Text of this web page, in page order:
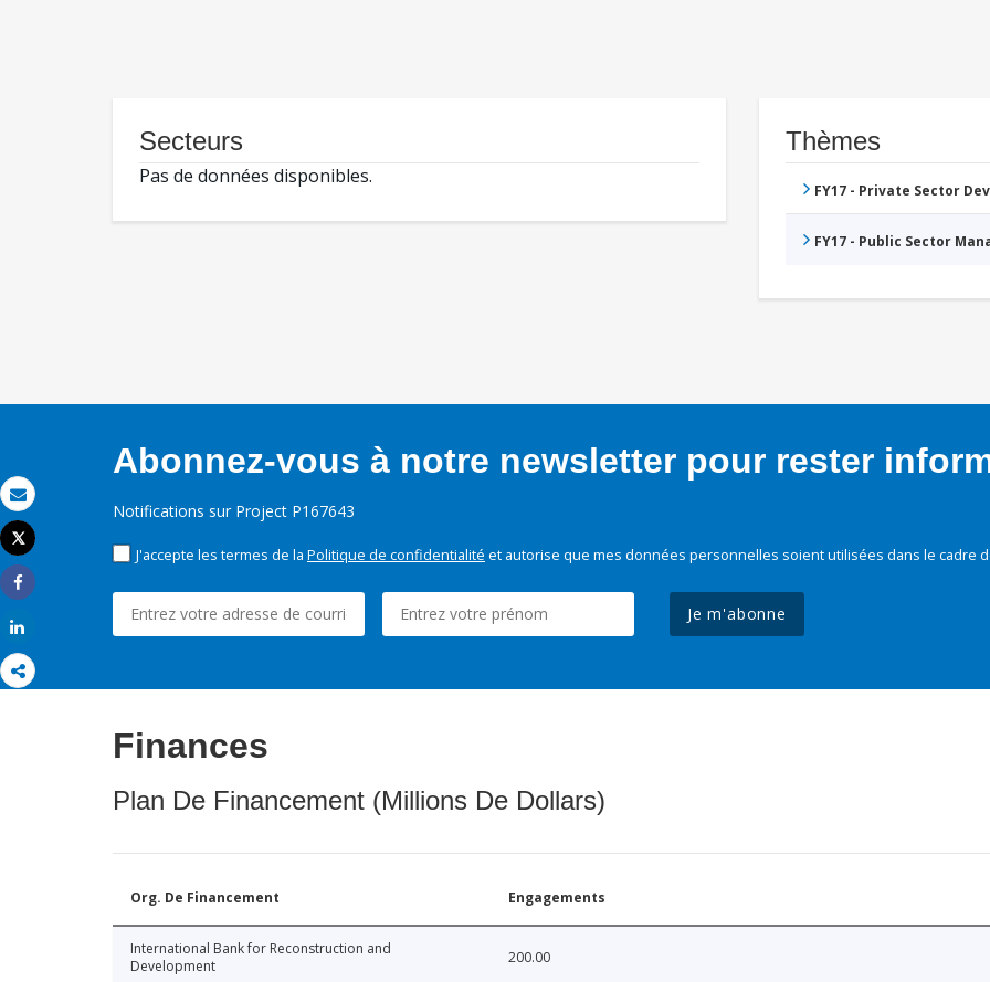
Email
Imprimer
Tweet
Share
Secteurs
Pas de données disponibles.
Thèmes
FY17 - Private Sector
FY17 - Public Sector
Abonnez-vous à notre newsletter pour rester
Notifications sur Project P167643
J'accepte les termes de la Politique de confidentialité et autorise que mes données personnelles soient utilisées dans le cadre
Je m'abonne
Finances
Plan De Financement (Millions De Dollars)
Org. De Financement Engagements
International Bank for Reconstruction and
Development
200.00